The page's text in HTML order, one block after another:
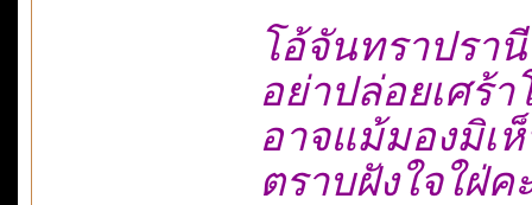
โอ้จันทราปรานี
อย่าปล่อยเศร้
อาจแม้มองมิเ
ตราบฝังใจใฝ่ค